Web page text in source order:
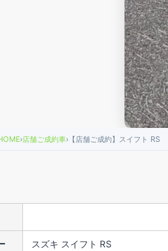
›店舗ご成約車› 【店舗ご成約】スイフト RS
スズキ スイフト RS